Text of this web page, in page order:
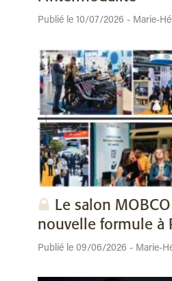
Publié le 10/07/2026 - Marie-
Le salon
nouvelle formule à
Publié le 09/06/2026 - Marie-